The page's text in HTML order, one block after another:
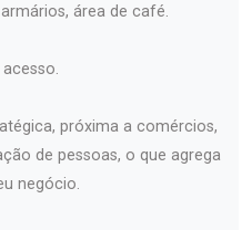
área de café.
próxima a comércios,
de pessoas, o que agrega
negócio.